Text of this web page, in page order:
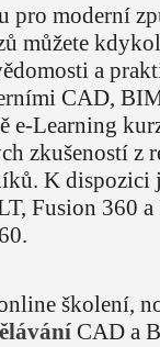
pro moderní
můžete
a
CAD,
e-Learning
zkušeností z
K
Fusion 360 a
školení,
CAD a